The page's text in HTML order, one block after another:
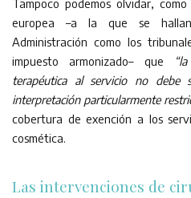
Tampoco podemos olvidar,
europea –a la que se
Administración como los
impuesto armonizado– que
terapéutica al servicio no debe
interpretación particularmente
cobertura de exención a los
cosmética.
Las intervenciones de